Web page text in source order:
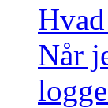
Når